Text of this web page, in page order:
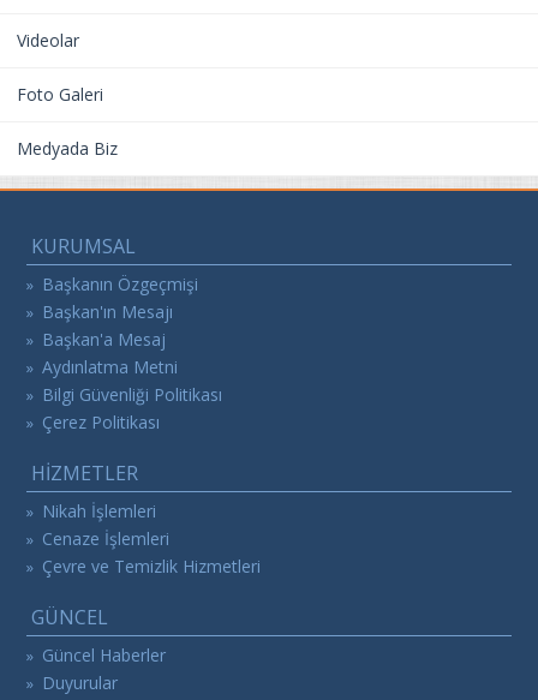
Videolar
Foto Galeri
Medyada Biz
KURUMSAL
» Başkanın Özgeçmişi
» Başkan'ın Mesajı
» Başkan'a Mesaj
» Aydınlatma Metni
» Bilgi Güvenliği Politikası
» Çerez Politikası
HİZMETLER
» Nikah İşlemleri
» Cenaze İşlemleri
» Çevre ve Temizlik Hizmetleri
GÜNCEL
» Güncel Haberler
» Duyurular